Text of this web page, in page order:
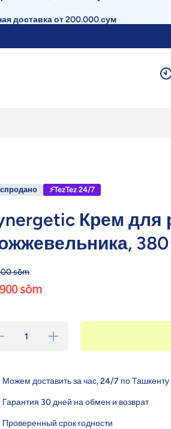
⚡TezTez 24/7
Крем для
sōm
sōm
Уменьшить
380 мл
количество для
Synergetic Крем
можжевельника,
Можем доставить за час, 24/7 по Ташкенту
Гарантия 30 дней на обмен и возврат
Проверенный срок годности